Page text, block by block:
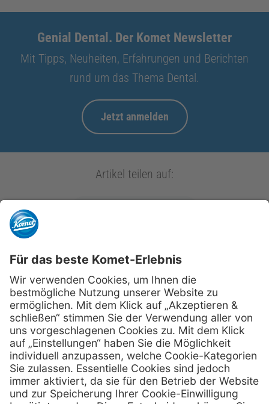
Genial Dental. Der Komet Newsletter
Mit Tipps, Neuheiten, Erfahrungen und Berichten
rund um das Thema Dental.
Jetzt anmelden
Artikel teilen auf:
kometdental.de
Shop
Kontakt
Impressum